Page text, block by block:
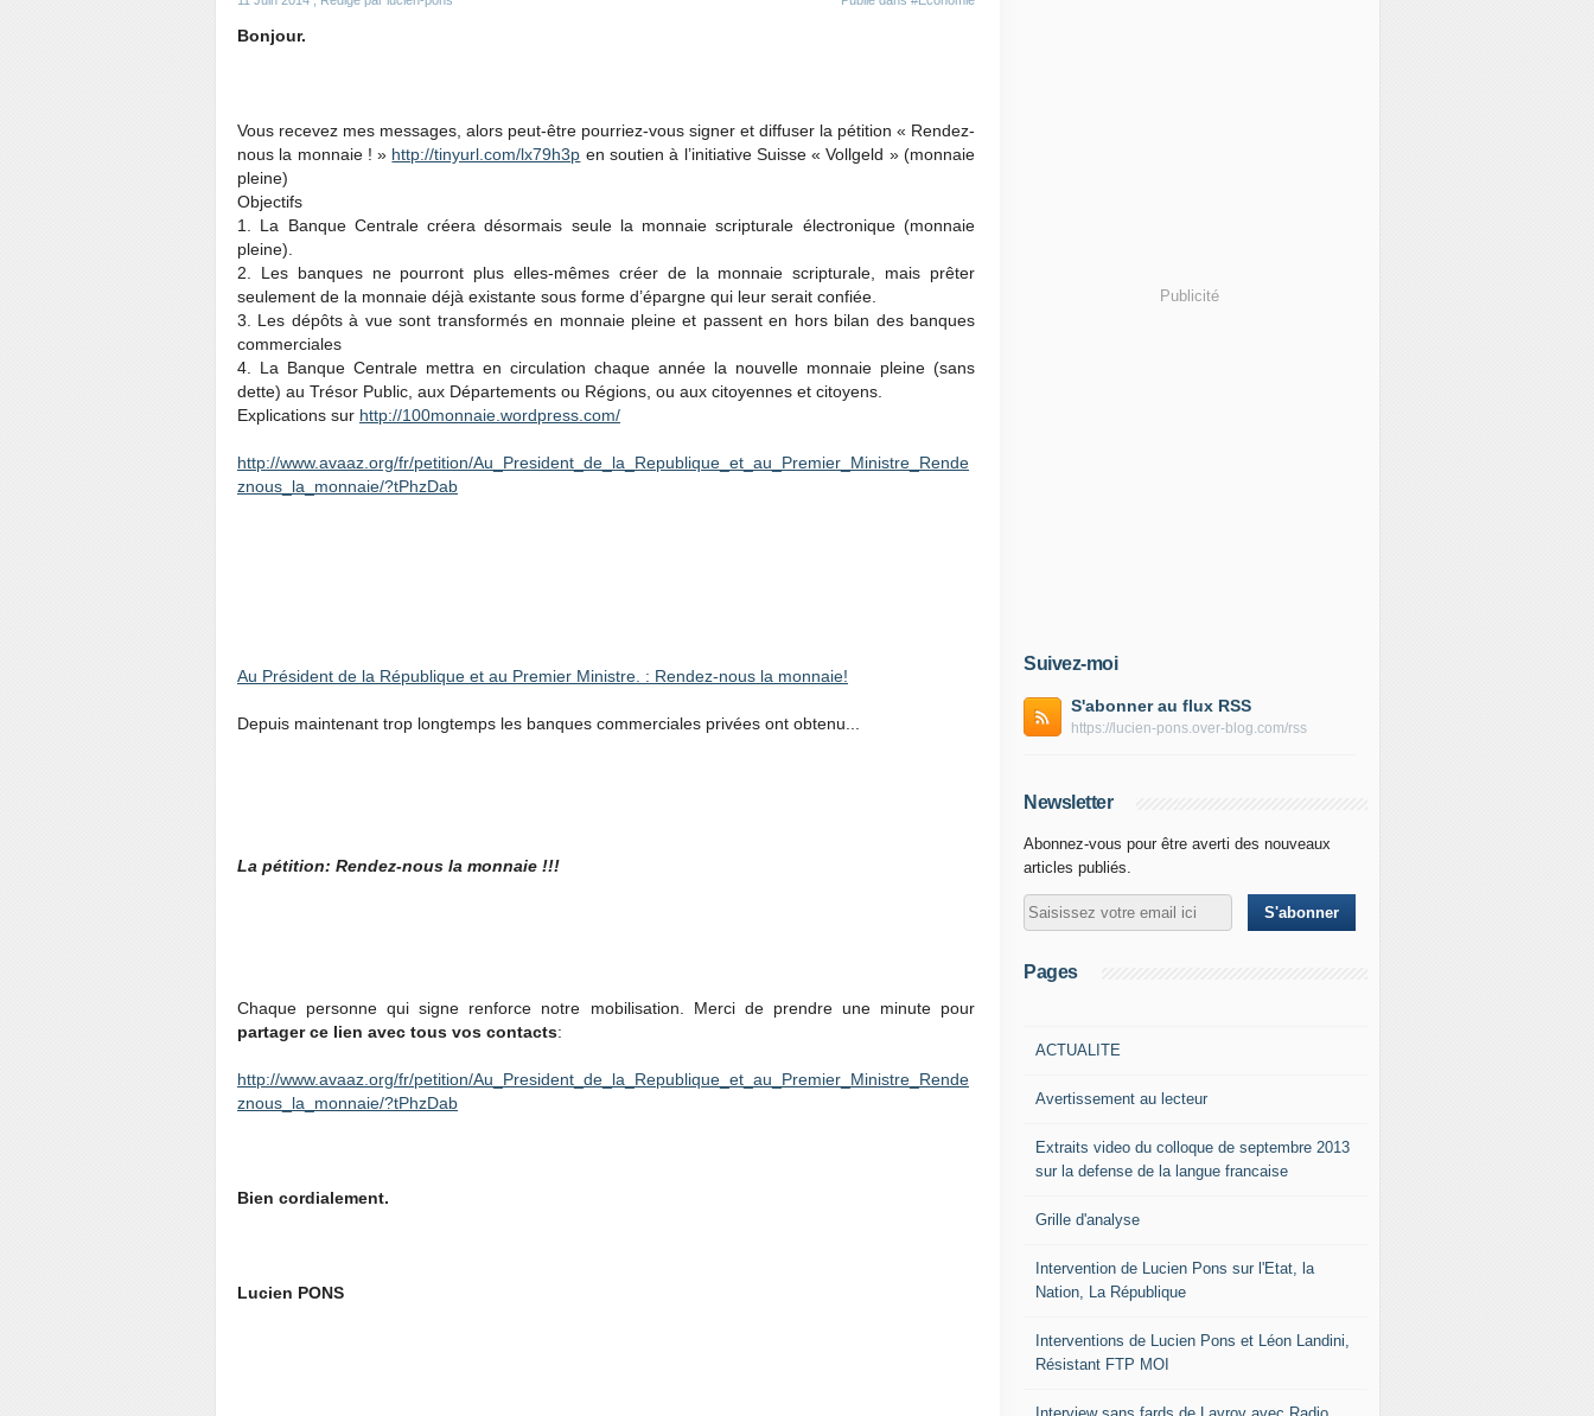
Bonjour.
Vous recevez mes messages, alors peut-être pourriez-vous signer et diffuser la pétition « Rendez-
nous la monnaie ! » http://tinyurl.com/lx79h3p en soutien à l’initiative Suisse « Vollgeld » (monnaie
pleine)
Objectifs
1. La Banque Centrale créera désormais seule la monnaie scripturale électronique (monnaie
pleine).
2. Les banques ne pourront plus elles-mêmes créer de la monnaie scripturale, mais prêter
seulement de la monnaie déjà existante sous forme d’épargne qui leur serait confiée.
3. Les dépôts à vue sont transformés en monnaie pleine et passent en hors bilan des banques
commerciales
4. La Banque Centrale mettra en circulation chaque année la nouvelle monnaie pleine (sans
dette) au Trésor Public, aux Départements ou Régions, ou aux citoyennes et citoyens.
Explications sur http://100monnaie.wordpress.com/
http://www.avaaz.org/fr/petition/Au_President_de_la_Republique_et_au_Premier_Ministre_Rende
znous_la_monnaie/?tPhzDab
Au Président de la République et au Premier Ministre. : Rendez-nous la monnaie!
Depuis maintenant trop longtemps les banques commerciales privées ont obtenu...
La pétition: Rendez-nous la monnaie !!!
Chaque personne qui signe renforce notre mobilisation. Merci de prendre une minute pour
partager ce lien avec tous vos contacts:
http://www.avaaz.org/fr/petition/Au_President_de_la_Republique_et_au_Premier_Ministre_Rende
znous_la_monnaie/?tPhzDab
Bien cordialement.
Lucien PONS
Publicité
Suivez-moi
S'abonner au flux RSS
https://lucien-pons.over-blog.com/rss
Newsletter
Abonnez-vous pour être averti des nouveaux
articles publiés.
Pages
ACTUALITE
Avertissement au lecteur
Extraits video du colloque de septembre 2013
sur la defense de la langue francaise
Grille d'analyse
Intervention de Lucien Pons sur l'Etat, la
Nation, La République
Interventions de Lucien Pons et Léon Landini,
Résistant FTP MOI
Interview sans fards de Lavrov avec Radio